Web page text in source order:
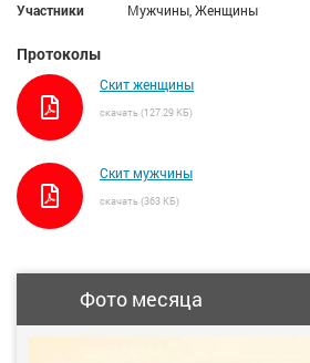
Участники
Мужчины, Женщины
Протоколы
Скит женщины
скачать (127.29 КБ)
Скит мужчины
скачать (363 КБ)
Фото месяца